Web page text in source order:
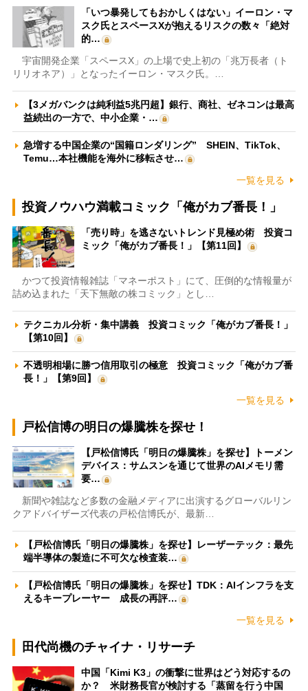
「いつ暴発してもおかしくはない」イーロン・マ
スク氏とスペースXが抱えるリスクの数々「絶対
的…
宇宙開発企業「スペースX」の上場で史上初の「兆万長者（ト
リリオネア）」となったイーロン・マスク氏。…
【3メガバンクは純利益5兆円超】銀行、商社、ゼネコンは最高
益続出の一方で、中小企業・…
急増する中国企業の“国籍ロンダリング” SHEIN、TikTok、
Temu…本社機能を海外に移転させ…
一覧を見る
投資ノウハウ満載コミック「俺がカブ番長！」
「売り時」を逃さないトレンド見極め術 投資コ
ミック「俺がカブ番長！」【第11回】
かつて投資情報雑誌「マネーポスト」にて、圧倒的な情報量が
詰め込まれた「天下無敵の株コミック」とし…
テクニカル分析・集中講義 投資コミック「俺がカブ番長！」
【第10回】
不透明相場に勝つ信用取引の極意 投資コミック「俺がカブ番
長！」【第9回】
一覧を見る
戸松信博の明日の爆騰株を探せ！
【戸松信博氏「明日の爆騰株」を探せ】トーメン
デバイス：サムスンを通じて世界のAIメモリ需
要…
新聞や雑誌など多数の金融メディアに出演するグローバルリン
クアドバイザーズ代表の戸松信博氏が、最新…
【戸松信博氏「明日の爆騰株」を探せ】レーザーテック：最先
端半導体の製造に不可欠な検査装…
【戸松信博氏「明日の爆騰株」を探せ】TDK：AIインフラを支
えるキープレーヤー 成長の再評…
一覧を見る
田代尚機のチャイナ・リサーチ
中国「Kimi K3」の衝撃に世界はどう対応するの
か？ 米財務長官が検討する「蒸留を行う中国